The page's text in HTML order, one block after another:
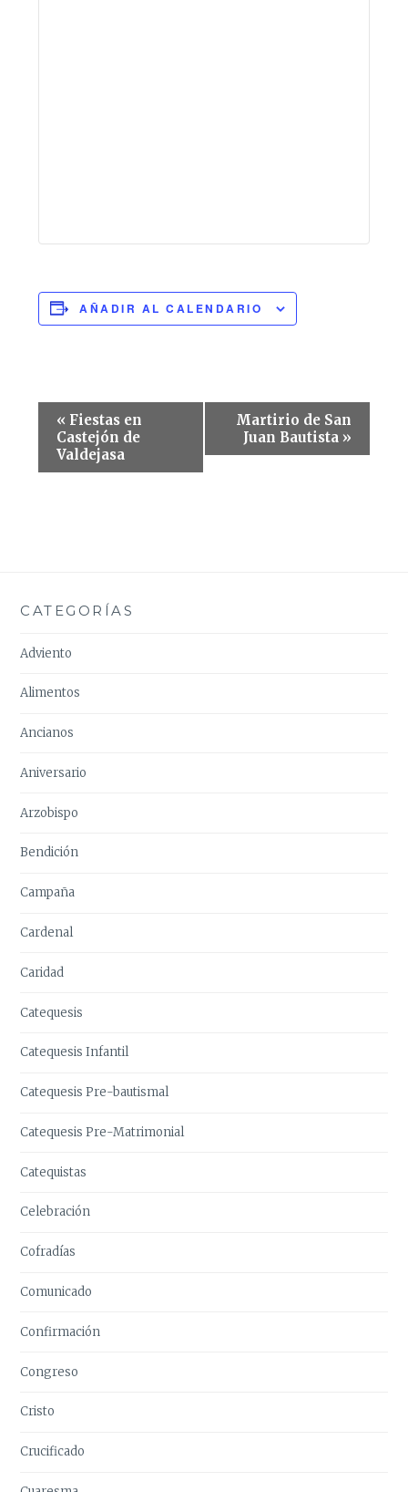
AÑADIR AL CALENDARIO
Navegación
del
Evento
« Fiestas en
Castejón de
Valdejasa
Martirio de San
Juan Bautista »
CATEGORÍAS
Adviento
Alimentos
Ancianos
Aniversario
Arzobispo
Bendición
Campaña
Cardenal
Caridad
Catequesis
Catequesis Infantil
Catequesis Pre-bautismal
Catequesis Pre-Matrimonial
Catequistas
Celebración
Cofradías
Comunicado
Confirmación
Congreso
Cristo
Crucificado